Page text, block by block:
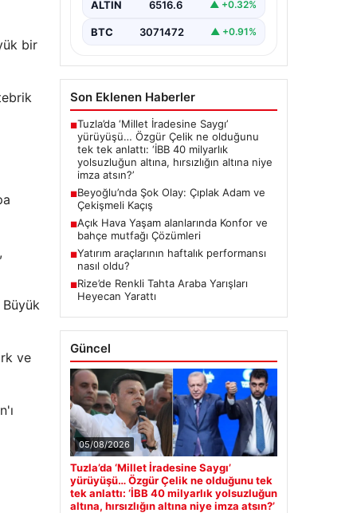
bir
Büyük
ve
ALTIN 6516.6 ▲ +0.32%
BTC 3071472 ▲ +0.91%
Son Eklenen Haberler
■Tuzla’da ‘Millet İradesine Saygı’
yürüyüşü… Özgür Çelik ne olduğunu
tek tek anlattı: ‘İBB 40 milyarlık
yolsuzluğun altına, hırsızlığın altına niye
imza atsın?’
■Beyoğlu’nda Şok Olay: Çıplak Adam ve
Çekişmeli Kaçış
■Açık Hava Yaşam alanlarında Konfor ve
bahçe mutfağı Çözümleri
■Yatırım araçlarının haftalık performansı
nasıl oldu?
■Rize’de Renkli Tahta Araba Yarışları
Heyecan Yarattı
Güncel
05/08/2026
Tuzla’da ‘Millet İradesine Saygı’
yürüyüşü… Özgür Çelik ne olduğunu tek
tek anlattı: ‘İBB 40 milyarlık yolsuzluğun
altına, hırsızlığın altına niye imza atsın?’